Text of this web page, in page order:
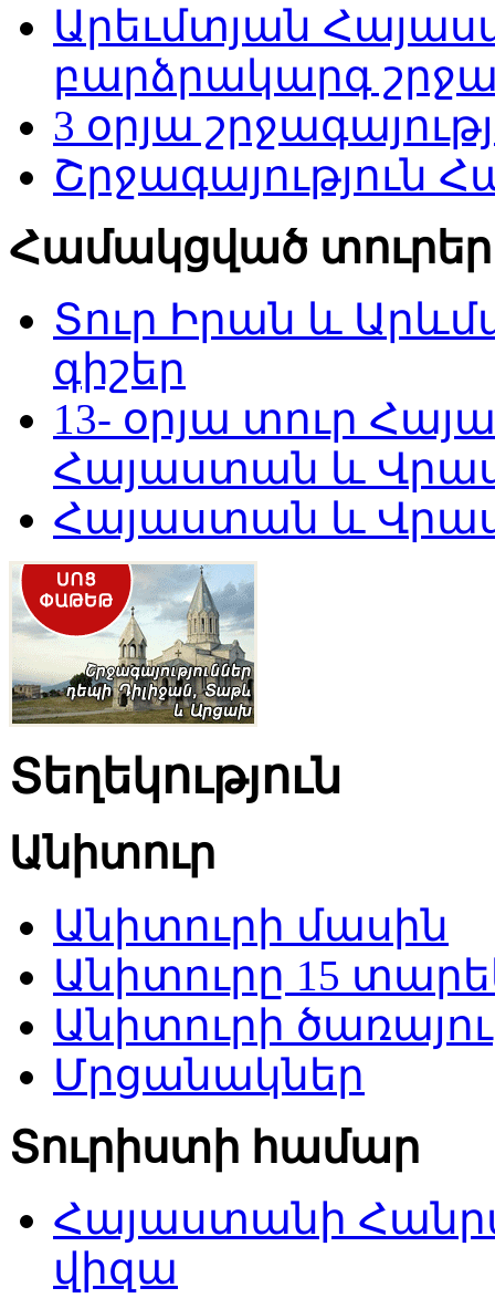
Արեւմտյան
բարձրակարգ
3 օրյա
Շրջագայություն
Համակցված տուրեր
Տուր Իրան և
գիշեր
13- օրյա տուր
Հայաստան և
Հայաստան և
Տեղեկություն
Անիտուր
Անիտուրի մասին
Անիտուրը 15
Անիտուրի
Մրցանակներ
Տուրիստի համար
Հայաստանի
վիզա